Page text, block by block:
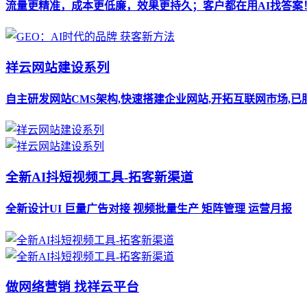
流量更精准，成本更低廉，效果更持久；客户都在用AI找答案
祥云网站建设系列
自主研发网站CMS架构,快速搭建企业网站,开拓互联网市场,已
全新AI抖短视频工具-拓客新渠道
全新设计UI 巨量广告对接 视频批量生产 矩阵管理 运营月报
做网络营销 找祥云平台